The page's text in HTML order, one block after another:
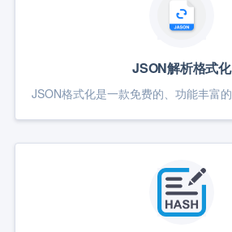
JSON解析格式化